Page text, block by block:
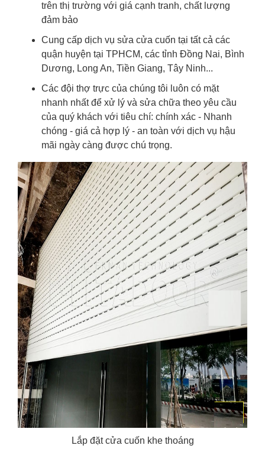
trên thị trường với giá cạnh tranh, chất lượng
đảm bảo
Cung cấp dịch vụ sửa cửa cuốn tại tất cả các
quận huyện tại TPHCM, các tỉnh Đồng Nai, Bình
Dương, Long An, Tiền Giang, Tây Ninh...
Các đội thợ trực của chúng tôi luôn có mặt
nhanh nhất để xử lý và sửa chữa theo yêu cầu
của quý khách với tiêu chí: chính xác - Nhanh
chóng - giá cả hợp lý - an toàn với dịch vụ hậu
mãi ngày càng được chú trọng.
Lắp đặt cửa cuốn khe thoáng